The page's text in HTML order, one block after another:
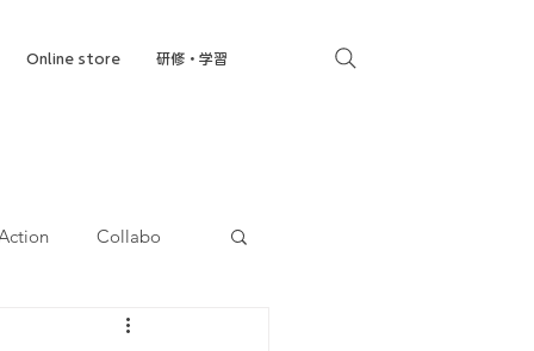
Online store 研修・学習
Collabo
就労移行支援